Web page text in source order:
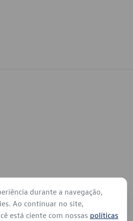
durante a navegação,
Ao continuar no site,
está ciente com nossas políticas